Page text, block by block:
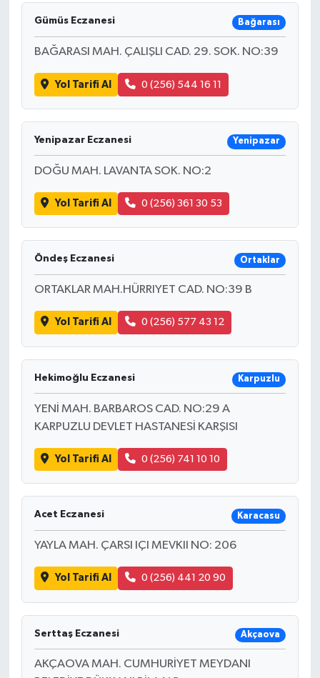
Gümüs Eczanesi Bağarası
BAĞARASI MAH. ÇALIŞLI CAD. 29. SOK. NO:39
Yol Tarifi Al 0 (256) 544 16 11
Yenipazar Eczanesi Yenipazar
DOĞU MAH. LAVANTA SOK. NO:2
Yol Tarifi Al 0 (256) 361 30 53
Öndeş Eczanesi Ortaklar
ORTAKLAR MAH.HÜRRIYET CAD. NO:39 B
Yol Tarifi Al 0 (256) 577 43 12
Hekimoğlu Eczanesi Karpuzlu
YENİ MAH. BARBAROS CAD. NO:29 A
KARPUZLU DEVLET HASTANESİ KARŞISI
Yol Tarifi Al 0 (256) 741 10 10
Acet Eczanesi Karacasu
YAYLA MAH. ÇARSI IÇI MEVKII NO: 206
Yol Tarifi Al 0 (256) 441 20 90
Serttaş Eczanesi Akçaova
AKÇAOVA MAH. CUMHURİYET MEYDANI